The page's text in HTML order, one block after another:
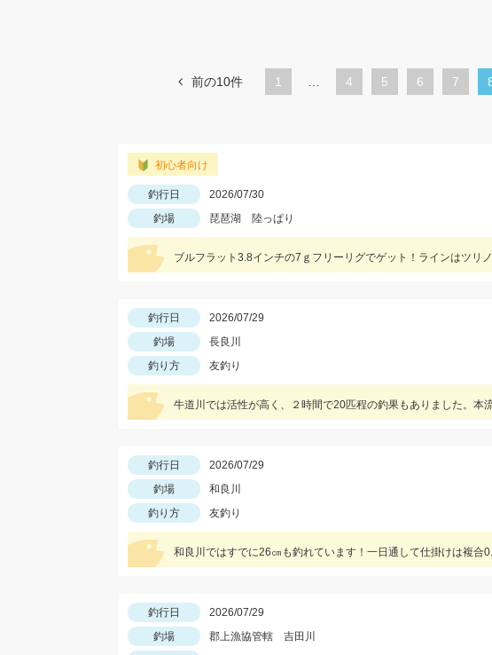
前の10件 1
ペ
4
ペ
5
ペ
6
ペ
7
初心者向け
釣行日 2026/07/30
釣場
琵琶湖 陸っぱり
釣行日 2026/07/29
釣場
長良川
釣り方
友釣り
釣行日 2026/07/29
釣場
和良川
釣り方
友釣り
和良川ではすでに26㎝も釣れています！一日通して仕掛けは複合
釣行日 2026/07/29
釣場
郡上漁協管轄 吉田川